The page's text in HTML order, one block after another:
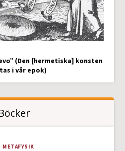
(Den [hermetiska] konsten
i vår epok)
METAFYSIK